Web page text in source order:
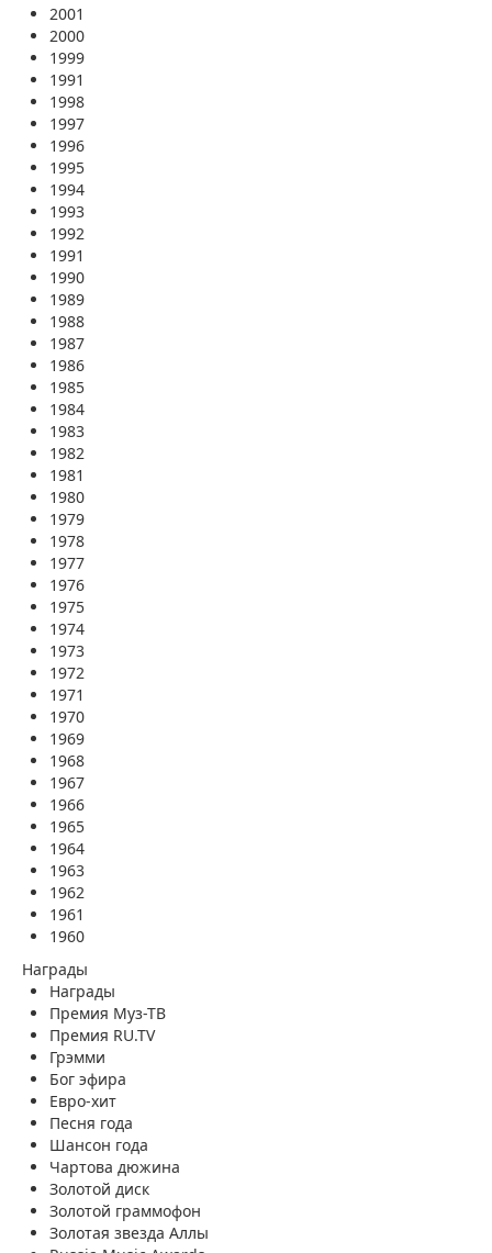
2001
2000
1999
1991
1998
1997
1996
1995
1994
1993
1992
1991
1990
1989
1988
1987
1986
1985
1984
1983
1982
1981
1980
1979
1978
1977
1976
1975
1974
1973
1972
1971
1970
1969
1968
1967
1966
1965
1964
1963
1962
1961
1960
Награды
Награды
Премия Муз-ТВ
Премия RU.TV
Грэмми
Бог эфира
Евро-хит
Песня года
Шансон года
Чартова дюжина
Золотой диск
Золотой граммофон
Золотая звезда Аллы